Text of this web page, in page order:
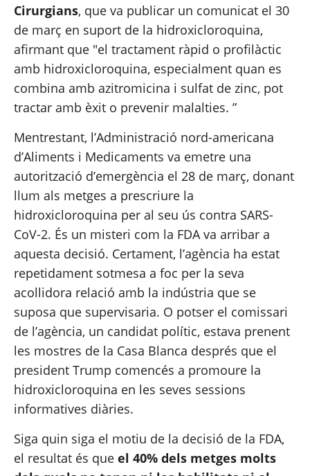
Cirurgians, que va publicar un comunicat el 30
de març en suport de la hidroxicloroquina,
afirmant que "el tractament ràpid o profilàctic
amb hidroxicloroquina, especialment quan es
combina amb azitromicina i sulfat de zinc, pot
tractar amb èxit o prevenir malalties. ”
Mentrestant, l’Administració nord-americana
d’Aliments i Medicaments va emetre una
llum
hidroxicloroquina per al seu ús contra SARS-
CoV-2. És un misteri com la FDA va arribar a
aquesta decisió. Certament, l’agència ha estat
repetidament sotmesa a foc per la seva
acollidora relació amb la indústria que se
suposa que supervisaria. O potser el comissari
de l’agència, un candidat polític, estava prenent
les mostres de la Casa Blanca després que el
president Trump comencés a promoure la
hidroxicloroquina en les seves sessions
informatives diàries.
Siga quin siga el motiu de la decisió de la FDA,
el resultat és que el 40% dels metges molts